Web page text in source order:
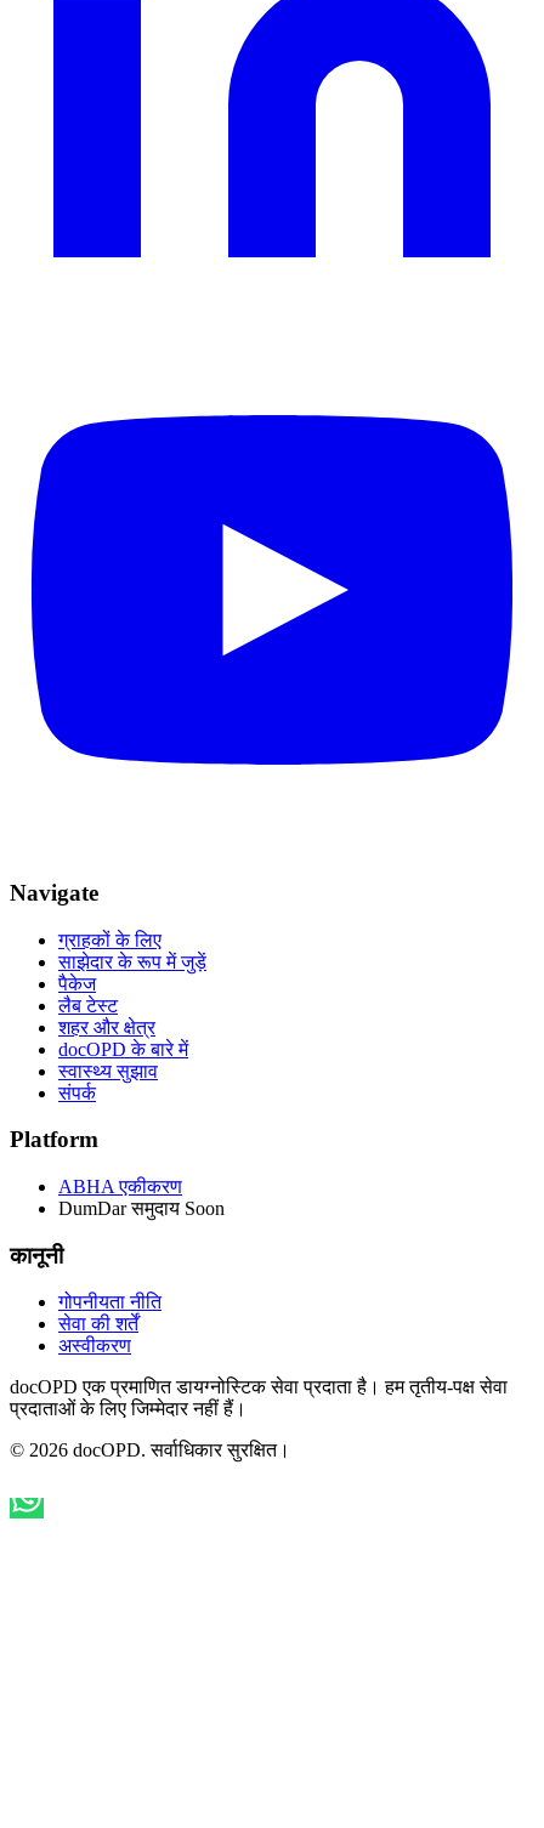
Navigate
ग्राहकों के लिए
साझेदार के रूप में जुड़ें
पैकेज
लैब टेस्ट
शहर और क्षेत्र
docOPD के बारे में
स्वास्थ्य सुझाव
संपर्क
Platform
ABHA एकीकरण
DumDar समुदाय Soon
कानूनी
गोपनीयता नीति
सेवा की शर्तें
अस्वीकरण
docOPD एक प्रमाणित डायग्नोस्टिक सेवा प्रदाता है। हम तृतीय-पक्ष सेवा
प्रदाताओं के लिए जिम्मेदार नहीं हैं।
© 2026 docOPD. सर्वाधिकार सुरक्षित।